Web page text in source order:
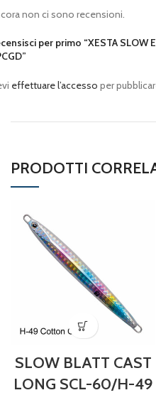
non ci sono recensioni.
per primo “XESTA SLOW
effettuare l’accesso per
PRODOTTI
SLOW BLATT CAST
LONG SCL-60/H-49